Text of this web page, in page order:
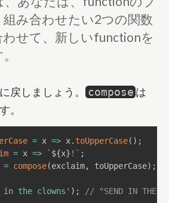
組み合わせたい2つの関数
わせて、新しいfunctionを
戻しましょう。 compose は
。
= x => x. toUpperCase( ) ;
= x => ` ${x} ! ` ;
= compose(exclaim, toUpperCase) ;
in the clowns' ) ; // "SEND IN THE